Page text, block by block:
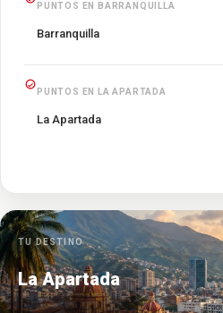
PUNTOS EN BARRANQUILLA
Barranquilla
PUNTOS EN LA APARTADA
La Apartada
TU DESTINO
La Apartada